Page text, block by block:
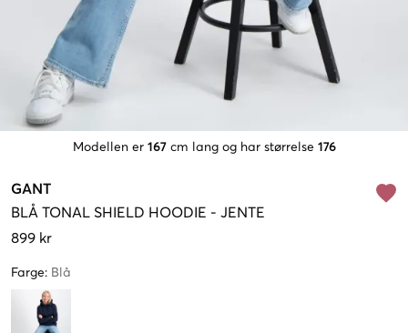
Modellen er 167 cm lang og har størrelse 176
GANT
BLÅ TONAL SHIELD HOODIE - JENTE
899 kr
Farge: Blå